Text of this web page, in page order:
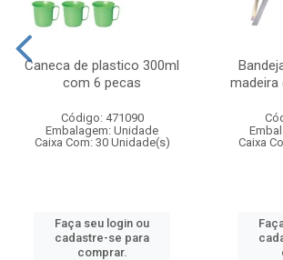
Caneca de plastico 300ml
com 6 pecas
Código: 471090
Embalagem: Unidade
Caixa Com: 30 Unidade(s)
Faça seu login ou
cadastre-se para
comprar.
Caixa